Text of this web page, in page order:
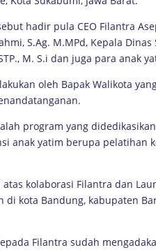
hadir pula CEO Filantra
S.Ag. M.MPd, Kepala
M. S.i dan juga para anak
oleh Bapak Walikota
program yang
anak yatim berupa pelatihan
kolaborasi Filantra dan
di kota Bandung, kabupaten
Filantra sudah